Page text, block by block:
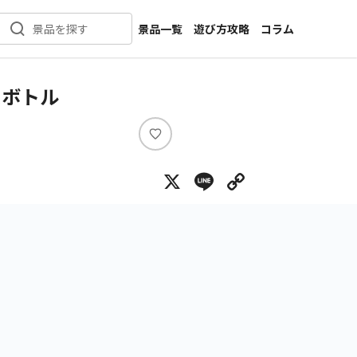
景品を探す
景品一覧
新着景品
メーカー一覧
遊び方攻略
コラム
インタビュー
トル
い
ね
X Line